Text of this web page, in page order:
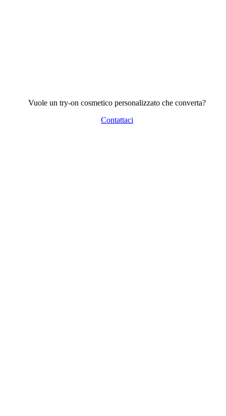
Vuole un try-on cosmetico personalizzato che converta?
Contattaci